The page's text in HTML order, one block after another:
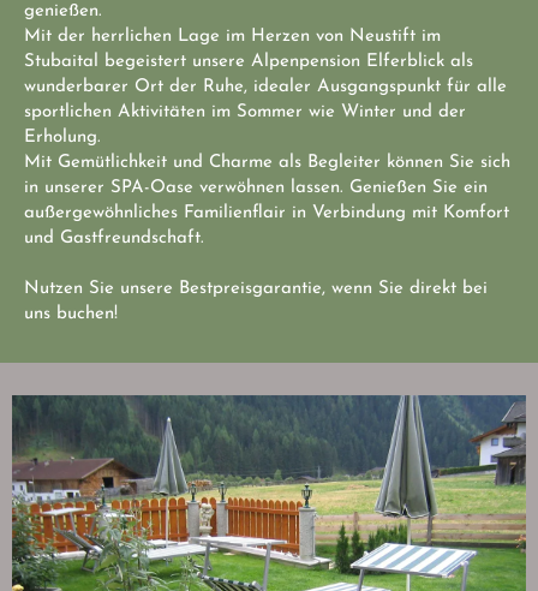
genießen.
Mit der herrlichen Lage im Herzen von Neustift im
Stubaital begeistert unsere Alpenpension Elferblick als
wunderbarer Ort der Ruhe, idealer Ausgangspunkt für alle
sportlichen Aktivitäten im Sommer wie Winter und der
Erholung.
Mit Gemütlichkeit und Charme als Begleiter können Sie sich
in unserer SPA-Oase verwöhnen lassen. Genießen Sie ein
außergewöhnliches Familienflair in Verbindung mit Komfort
und Gastfreundschaft.
Nutzen Sie unsere Bestpreisgarantie, wenn Sie direkt bei
uns buchen!